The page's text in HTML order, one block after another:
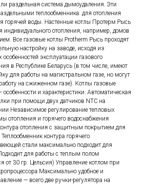
раздельная система дымоудаления. Эти
теплообменника: для отопления
горячей воды. Настенные котлы Протерм Рысь
индивидуального отопления, например, домов
Все газовые котлы Protherm Рысь проходят
настройку на заводе, исходя из
особенностей эксплуатации газового
в Республике Беларусь (в том числе, имеют
для работы на магистральном газе, но могут
на сжиженном газе). Котлы газовые
и характеристики. Автоматическая
при помощи двух датчиков NTC на
Независимое регулирование тепловых
отопления и горячего водоснабжения
отопления с защитным покрытием для
контура горячего
стали максимально подходит для
для работы с теплым полом
от 30 гр. Цельсия) Управление котлом при
Максимально удобное и
— всего две ручки-регулятора на